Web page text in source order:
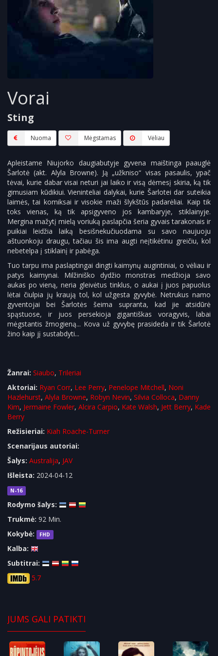
Vorai
Sting
Nuoma Mėgstamas Vėliau
Apleistame Niujorko daugiabutyje gyvena maištinga paauglė
Šarlotė (akt. Alyla Browne). Ją „užkniso“ visas pasaulis, ypač
tėvai, kurie dabar visai neturi jai laiko ir visą dėmesį skiria, ką tik
gimusiam kūdikiui. Vieninteliai dalykai, kurie Šarlotei dar suteikia
laimės, tai komiksai ir visokie maži šlykštūs padarėliai. Kaip tik
toks vienas, ką tik apsigyveno jos kambaryje, stiklainyje.
Mergina mažytį mielą voriuką paslapčia šeria gyvais tarakonais ir
puikiai leidžia laiką besišnekučiuodama su savo naujuoju
aštuonkoju draugu, tačiau šis ima augti neįtikėtinu greičiu, kol
nebetelpa į stiklainį ir pabėga.
Tuo tarpu ima paslaptingai dingti kaimynų augintiniai, o vėliau ir
patys kaimynai. Milžiniško dydžio monstras medžioja savo
aukas po vieną, neria gleivėtus tinklus, o aukai į juos papuolus
lėtai čiulpia jų kraują tol, kol užgesta gyvybė. Netrukus namo
gyventojai bei Šarlotės šeima supranta, kad jie atsidūrė
spąstuose, ir juos persekioja gigantiškas voragyvis, labai
mėgstantis žmogieną... Kova už gyvybę prasideda ir tik Šarlotė
žino kaip jį sustabdyti...
Žanrai: Siaubo, Trileriai
Aktoriai: Ryan Corr, Lee Perry, Penelope Mitchell, Noni
Hazlehurst, Alyla Browne, Robyn Nevin, Silvia Colloca, Danny
Kim, Jermaine Fowler, Alcira Carpio, Kate Walsh, Jett Berry, Kade
Berry
Režisieriai: Kiah Roache-Turner
Scenarijaus autoriai:
Šalys: Australija, JAV
Išleista: 2024-04-12
N-16
Rodymo šalys:
Trukmė: 92 Min.
Kokybė:
FHD
Kalba:
Subtitrai:
5.7
JUMS GALI PATIKTI